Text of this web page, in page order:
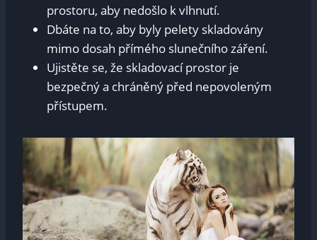
prostoru,​ aby⁤ nedošlo k vlhnutí.
Dbáte na to, aby⁤ byly pelety skladovány
mimo dosah přímého slunečního záření.
Ujistěte ⁣se,⁤ že skladovací prostor je‌
bezpečný⁤ a chráněný před nepovoleným
přístupem.